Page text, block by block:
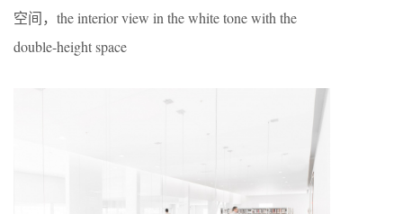
空间，the interior view in the white tone with the
double-height space